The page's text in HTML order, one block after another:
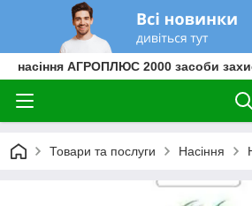
насіння АГРОПЛЮС 2000 засоби
Товари та послуги Насіння